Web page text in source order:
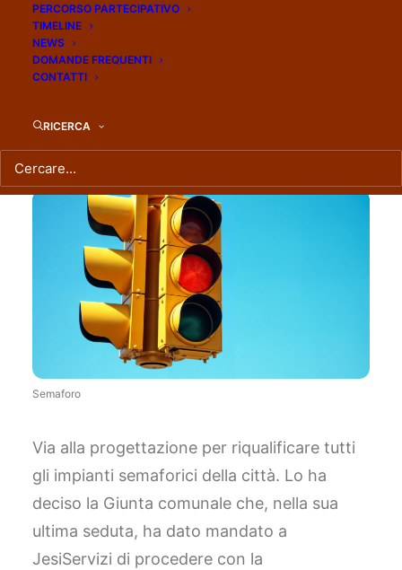
PERCORSO PARTECIPATIVO
TIMELINE
NEWS
DOMANDE FREQUENTI
CONTATTI
RICERCA
Si rinnovano gli
impianti semaforici in
Semaforo
Via alla progettazione per riqualificare tutti
gli impianti semaforici della città. Lo ha
deciso la Giunta comunale che, nella sua
ultima seduta, ha dato mandato a
JesiServizi di procedere con la